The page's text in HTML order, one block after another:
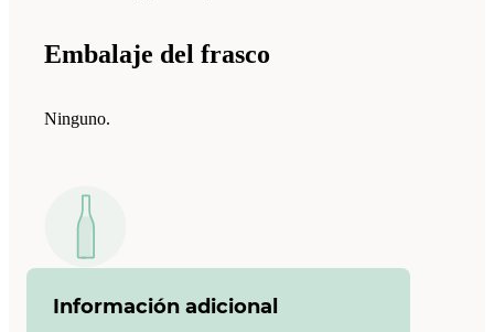
Embalaje del frasco
Ninguno.
Información adicional